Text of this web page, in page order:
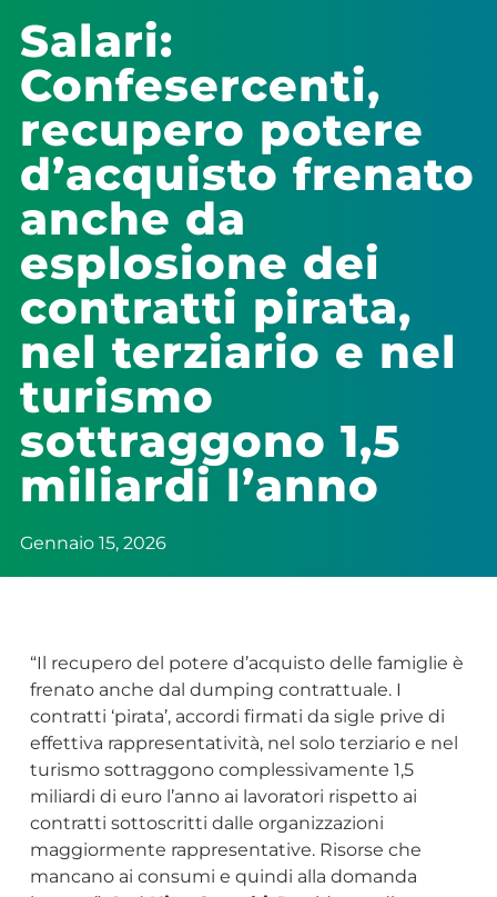
Salari:
Confesercenti,
recupero potere
d’acquisto frenato
anche da
esplosione dei
contratti pirata,
nel terziario e nel
turismo
sottraggono 1,5
miliardi l’anno
Gennaio 15, 2026
“Il recupero del potere d’acquisto delle famiglie è
frenato anche dal dumping contrattuale. I
contratti ‘pirata’, accordi firmati da sigle prive di
effettiva rappresentatività, nel solo terziario e nel
turismo sottraggono complessivamente 1,5
miliardi di euro l’anno ai lavoratori rispetto ai
contratti sottoscritti dalle organizzazioni
maggiormente rappresentative. Risorse che
mancano ai consumi e quindi alla domanda